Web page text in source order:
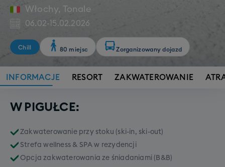
Włochy, Tonale
06.02- 15.02.2026
Chill 80 miejsc Zorganizowany dojazd
INFORMACJE RESORT ZAKWATEROWANIE
W PIGUŁCE:
Zakwaterowanie przy stoku (ski-in, ski-out)
Strefa wellness & SPA w rezydencji
Opcja zakwaterowania ze śniadaniami (B&B)